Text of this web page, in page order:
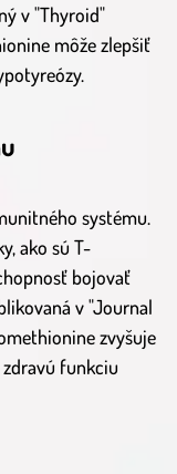
v "Thyroid"
môže zlepšiť
systému.
ako sú T-
bojovať
v "Journal
zvyšuje
funkciu